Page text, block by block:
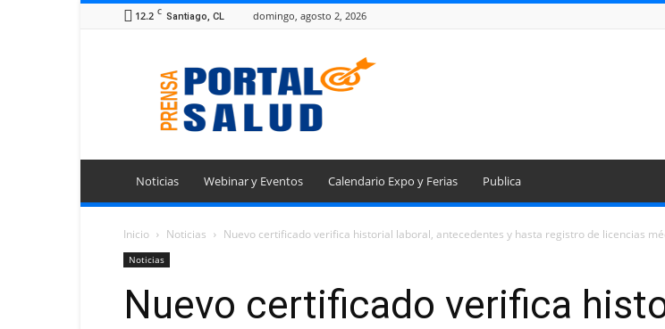
12.2 C Santiago, CL domingo, agosto 2, 2026
Portal
Prensa
Salud
Noticias Webinar y Eventos Calendario Expo y Ferias Publica
Inicio Noticias Nuevo certificado verifica historial laboral, antecedentes y hasta registro de licencias
Noticias
Nuevo certificado verifica